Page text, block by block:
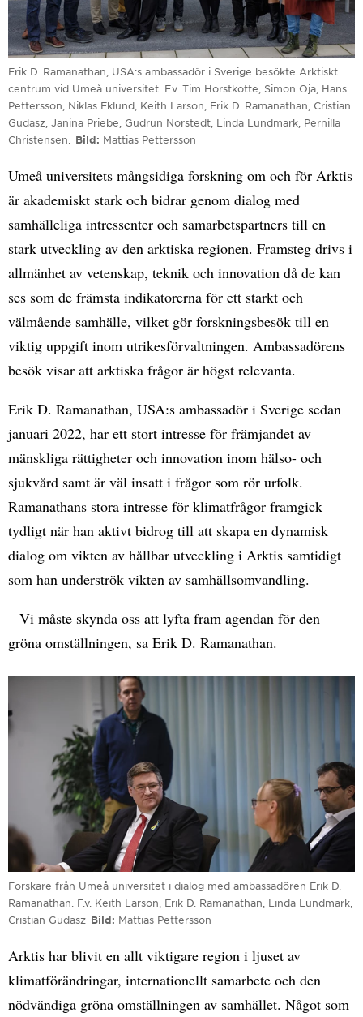
Erik D. Ramanathan, USA:s ambassadör i Sverige besökte Arktiskt
centrum vid Umeå universitet. F.v. Tim Horstkotte, Simon Oja, Hans
Pettersson, Niklas Eklund, Keith Larson, Erik D. Ramanathan, Cristian
Gudasz, Janina Priebe, Gudrun Norstedt, Linda Lundmark, Pernilla
Christensen.
Bild Mattias Pettersson
Umeå universitets mångsidiga forskning om och för Arktis
är akademiskt stark och bidrar genom dialog med
samhälleliga intressenter och samarbetspartners till en
stark utveckling av den arktiska regionen. Framsteg drivs i
allmänhet av vetenskap, teknik och innovation då de kan
ses som de främsta indikatorerna för ett starkt och
välmående samhälle, vilket gör forskningsbesök till en
viktig uppgift inom utrikesförvaltningen. Ambassadörens
besök visar att arktiska frågor är högst relevanta.
Erik D. Ramanathan, USA:s ambassadör i Sverige sedan
januari 2022, har ett stort intresse för främjandet av
mänskliga rättigheter och innovation inom hälso- och
sjukvård samt är väl insatt i frågor som rör urfolk.
Ramanathans stora intresse för klimatfrågor framgick
tydligt när han aktivt bidrog till att skapa en dynamisk
dialog om vikten av hållbar utveckling i Arktis samtidigt
som han underströk vikten av samhällsomvandling.
– Vi måste skynda oss att lyfta fram agendan för den
gröna omställningen, sa Erik D. Ramanathan.
Forskare från Umeå universitet i dialog med ambassadören Erik D.
Ramanathan. F.v. Keith Larson, Erik D. Ramanathan, Linda Lundmark,
Cristian Gudasz Bild Mattias Pettersson
Arktis har blivit en allt viktigare region i ljuset av
klimatförändringar, internationellt samarbete och den
nödvändiga gröna omställningen av samhället. Något som